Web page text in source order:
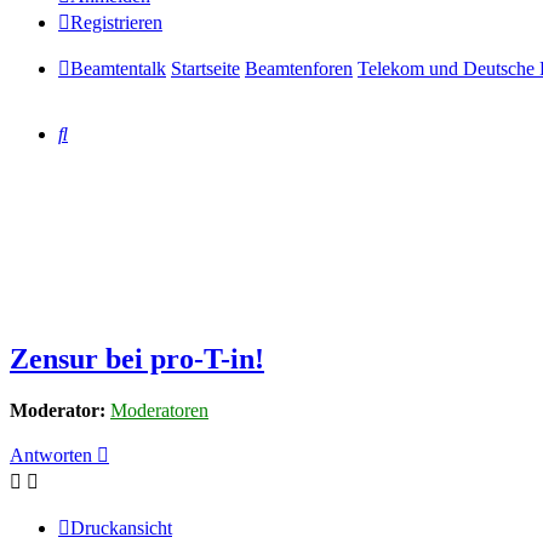
Registrieren
Beamtentalk Startseite Beamtenforen Telekom und Deutsche
Suche
Zensur bei pro-T-in!
Moderator: Moderatoren
Antworten
Druckansicht